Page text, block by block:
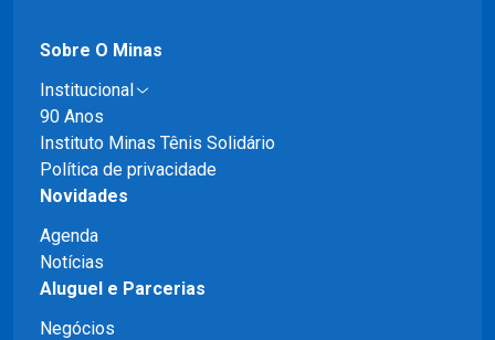
Sobre O Minas
Institucional
90 Anos
Instituto Minas Tênis Solidário
Política de privacidade
Novidades
Agenda
Notícias
Aluguel e Parcerias
Negócios